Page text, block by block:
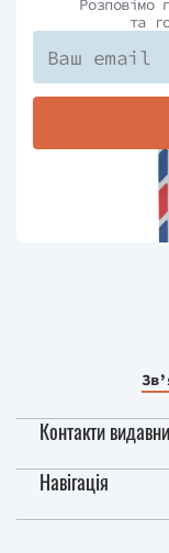
Розповімо
та
Контакти
Навігація